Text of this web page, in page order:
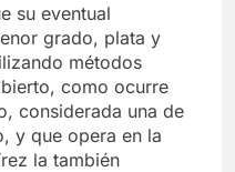
su eventual
grado, plata y
métodos
como ocurre
considerada una de
y que opera en la
la también